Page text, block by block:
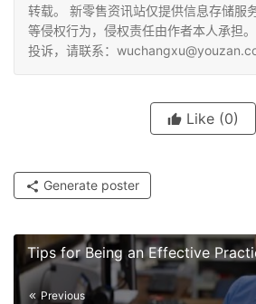
转载。 新零售资讯站仅提供信息存储服
等侵权行为，侵权责任由作者本人承担
投诉，请联系：
Like (0)
Generate poster
Tips for Being an Effective
Previous